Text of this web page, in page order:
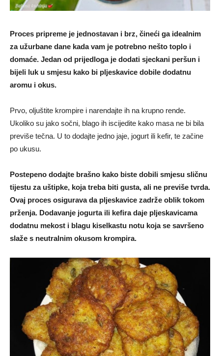
Proces pripreme je jednostavan i brz, čineći ga idealnim
za užurbane dane kada vam je potrebno nešto toplo i
domaće. Jedan od prijedloga je dodati sjeckani peršun i
bijeli luk u smjesu kako bi pljeskavice dobile dodatnu
aromu i okus.
Prvo, oljuštite krompire i narendajte ih na krupno rende.
Ukoliko su jako sočni, blago ih iscijedite kako masa ne bi bila
previše tečna. U to dodajte jedno jaje, jogurt ili kefir, te začine
po ukusu.
Postepeno dodajte brašno kako biste dobili smjesu sličnu
tijestu za uštipke, koja treba biti gusta, ali ne previše tvrda.
Ovaj proces osigurava da pljeskavice zadrže oblik tokom
prženja. Dodavanje jogurta ili kefira daje pljeskavicama
dodatnu mekost i blagu kiselkastu notu koja se savršeno
slaže s neutralnim okusom krompira.